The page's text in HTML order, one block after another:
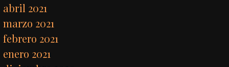
abril 2021
marzo 2021
febrero 2021
enero 2021